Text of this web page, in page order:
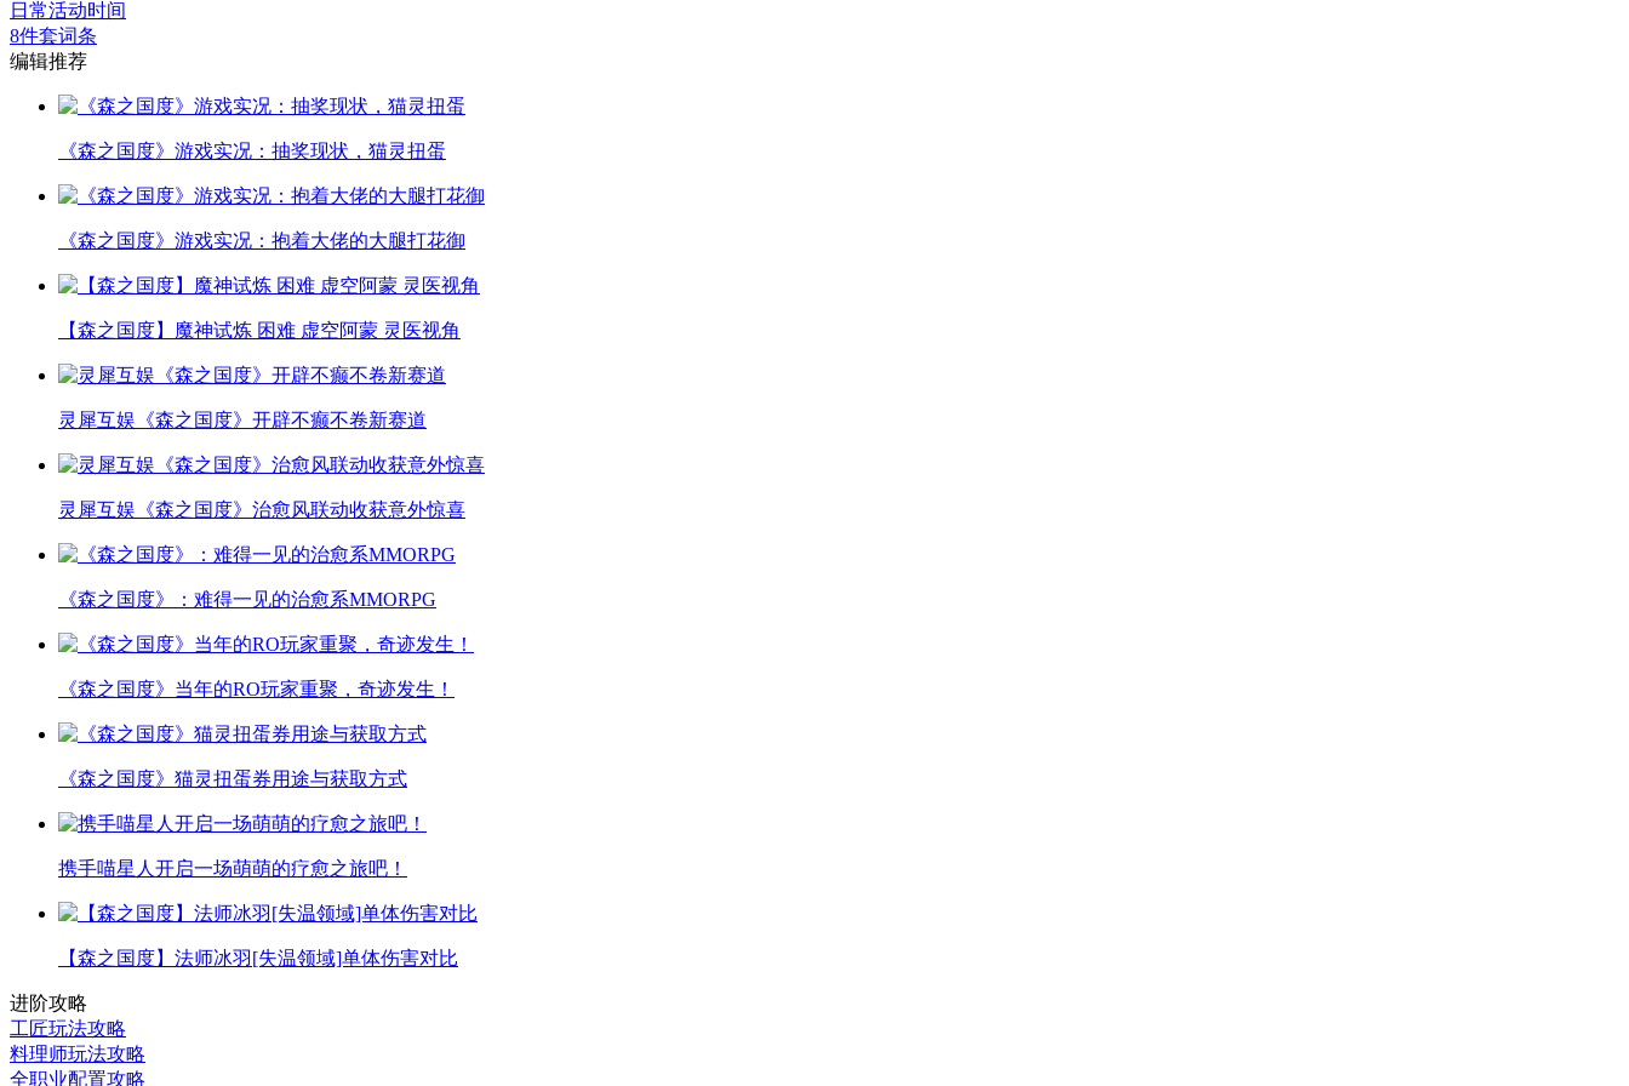
日常活动时间
8件套词条
编辑推荐
《森之国度》游戏实况：抽奖现状，猫灵扭蛋
《森之国度》游戏实况：抱着大佬的大腿打花御
【森之国度】魔神试炼 困难 虚空阿蒙 灵医视角
灵犀互娱《森之国度》开辟不癫不卷新赛道
灵犀互娱《森之国度》治愈风联动收获意外惊喜
《森之国度》：难得一见的治愈系MMORPG
《森之国度》当年的RO玩家重聚，奇迹发生！
《森之国度》猫灵扭蛋券用途与获取方式
携手喵星人开启一场萌萌的疗愈之旅吧！
【森之国度】法师冰羽[失温领域]单体伤害对比
进阶攻略
工匠玩法攻略
料理师玩法攻略
全职业配置攻略